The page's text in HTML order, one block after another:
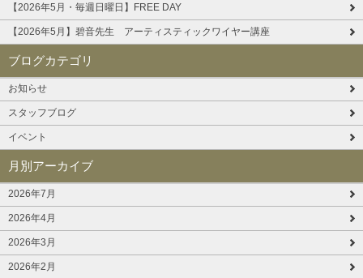
【2026年5月・毎週日曜日】FREE DAY
【2026年5月】碧音先生 アーティスティックワイヤー講座
ブログカテゴリ
お知らせ
スタッフブログ
イベント
月別アーカイブ
2026年7月
2026年4月
2026年3月
2026年2月